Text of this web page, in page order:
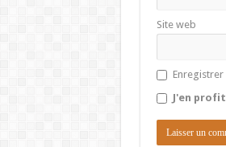
Site web
J'en